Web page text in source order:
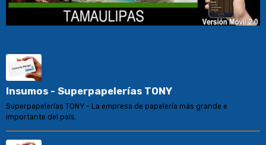
Insumos - Superpapelerías TONY
Superpapelerías TONY - La empresa de papelería más grande e
importante del país.